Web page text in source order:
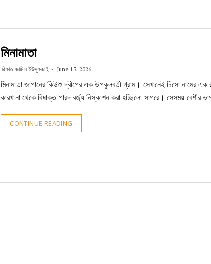
মিনামাতা
রিফাত জামিল ইউসুফজাই June 13, 2026
মিনামাতা জাপানের কিউশু দ্বীপের এক উপকুলবর্তী গ্রাম। সেখানেই চিসো নামের এক
কারখানা থেকে বিষাক্ত পারদ বর্জ্য নিস্কাশন করা হচ্ছিলো সাগরে। সেসময় বেশীর
CONTINUE READING